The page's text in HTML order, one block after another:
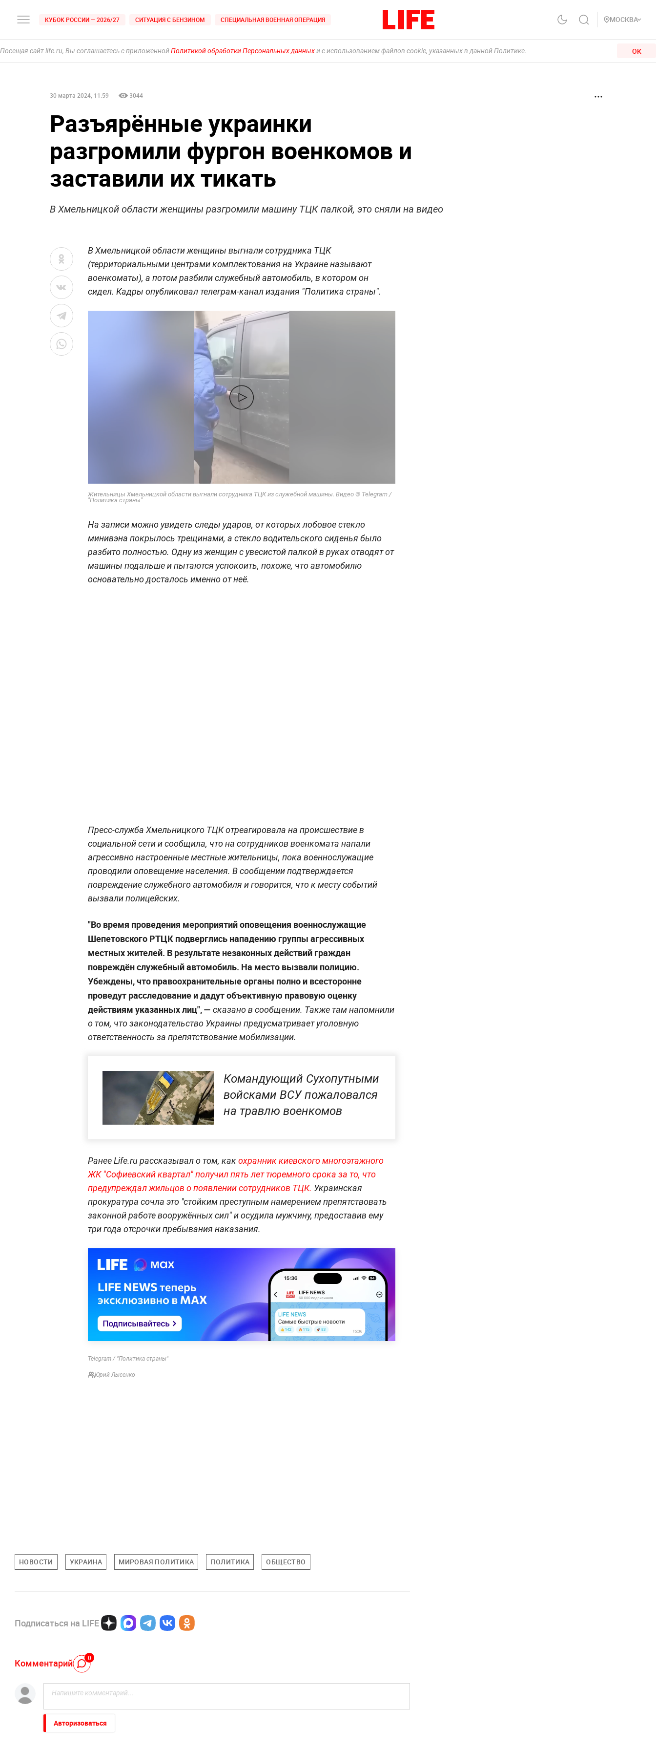
КУБОК РОССИИ — 2026/27 СИТУАЦИЯ С БЕНЗИНОМ СПЕЦИАЛЬНАЯ ВОЕННАЯ ОПЕРАЦИЯ МОСКВА
Посещая сайт life.ru, Вы соглашаетесь с приложеннойПолитикой обработки Персональных данныхи с использованием файлов cookie, указанных в данной Политике. ОК
30 марта 2024, 11:59 3044
Разъярённые украинки
разгромили фургон военкомов и
заставили их тикать
В Хмельницкой области женщины разгромили машину ТЦК палкой, это сняли на видео
В Хмельницкой области женщины выгнали сотрудника ТЦК
(территориальными центрами комплектования на Украине называют
военкоматы), а потом разбили служебный автомобиль, в котором он
сидел. Кадры опубликовал телеграм-канал издания "Политика страны".
Жительницы Хмельницкой области выгнали сотрудника ТЦК из служебной машины. Видео © Telegram /
"Политика страны"
На записи можно увидеть следы ударов, от которых лобовое стекло
минивэна покрылось трещинами, а стекло водительского сиденья было
разбито полностью. Одну из женщин с увесистой палкой в руках отводят от
машины подальше и пытаются успокоить, похоже, что автомобилю
основательно досталось именно от неё.
Пресс-служба Хмельницкого ТЦК отреагировала на происшествие в
социальной сети и сообщила, что на сотрудников военкомата напали
агрессивно настроенные местные жительницы, пока военнослужащие
проводили оповещение населения. В сообщении подтверждается
повреждение служебного автомобиля и говорится, что к месту событий
вызвали полицейских.
"Во время проведения мероприятий оповещения военнослужащие
Шепетовского РТЦК подверглись нападению группы агрессивных
местных жителей. В результате незаконных действий граждан
повреждён служебный автомобиль. На место вызвали полицию.
Убеждены, что правоохранительные органы полно и всесторонне
проведут расследование и дадут объективную правовую оценку
действиям указанных лиц",— сказано в сообщении. Также там напомнили
о том, что законодательство Украины предусматривает уголовную
ответственность за препятствование мобилизации.
Командующий Сухопутными
войсками ВСУ пожаловался
на травлю военкомов
Ранее Life.ru рассказывал о том, какохранник киевского многоэтажного
ЖК "Софиевский квартал" получил пять лет тюремного срока за то, что
предупреждал жильцов о появлении сотрудников ТЦК. Украинская
прокуратура сочла это "стойким преступным намерением препятствовать
законной работе вооружённых сил" и осудила мужчину, предоставив ему
три года отсрочки пребывания наказания.
Telegram / "Политика страны"
Юрий Лысенко
НОВОСТИ УКРАИНА МИРОВАЯ ПОЛИТИКА ПОЛИТИКА ОБЩЕСТВО
Подписаться на LIFE
Комментарий 0
Авторизоваться